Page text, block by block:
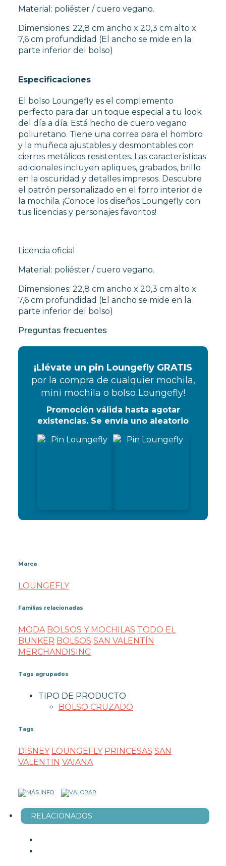
Material: poliéster / cuero vegano.
Dimensiones: 22,8 cm ancho x 20,3 cm alto x
7,6 cm profundidad (El ancho se mide en la
parte inferior del bolso)
Especificaciones
El bolso Loungefly es el complemento
perfecto para dar un toque especial a tu look
del día a día. Está hecho de cuero vegano
poliuretano. Tiene una correa para el hombro
y la muñeca ajustables y desmontables con
cierres metálicos resistentes. Las características
adicionales incluyen apliques, grabados, brillo
en la oscuridad y detalles impresos. Descubre
el patrón personalizado en el forro interior de
la mochila. ¡Conoce los diseños Loungefly con
tus licencias y personajes favoritos!
Licencia oficial
Material: poliéster / cuero vegano.
Dimensiones: 22,8 cm ancho x 20,3 cm alto x
7,6 cm profundidad (El ancho se mide en la
parte inferior del bolso)
Preguntas frecuentes
¡Llévate un pin Loungefly GRATIS
por la compra de cualquier mochila,
mini mochila o bolso Loungefly!
Promoción válida hasta agotar
existencias. Se envía uno aleatorio
Marca
LOUNGEFLY
Familias relacionadas
MODA BOLSOS Y MOCHILAS TODO EL
BUNKER BOLSOS SAN VALENTÍN
MERCHANDISING
Tags agrupados
TIPO DE PRODUCTO
BOLSO CRUZADO
Tags
DISNEY LOUNGEFLY PRINCESAS SAN
VALENTIN VAIANA
RELACIONADOS